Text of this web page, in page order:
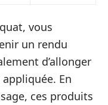
vous
un rendu
d’allonger
En
ces produits